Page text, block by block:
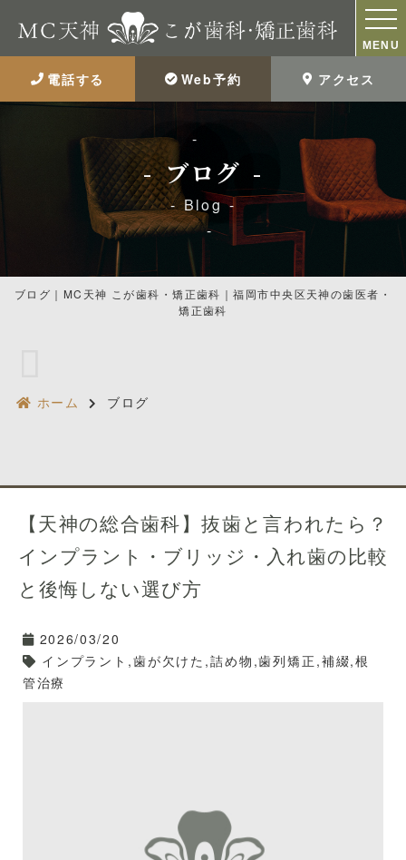
MENU
電話する Web予約 アクセス
ブログ
Blog
ブログ｜MC天神 こが歯科・矯正歯科｜福岡市中央区天神の歯医者・
矯正歯科
ホーム ブログ
【天神の総合歯科】抜歯と言われたら？
インプラント・ブリッジ・入れ歯の比較
と後悔しない選び方
2026/03/20
インプラント,歯が欠けた,詰め物,歯列矯正,補綴,根
管治療